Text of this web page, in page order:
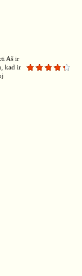
Aš ir
kad ir